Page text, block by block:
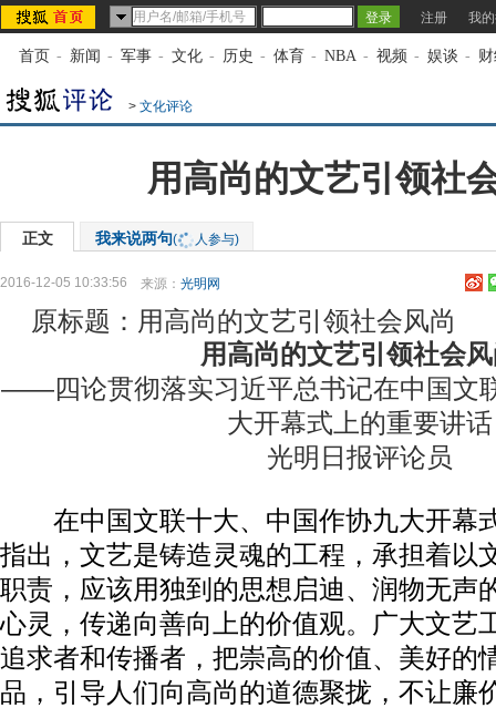
注册 我
首页 - 新闻 - 军事 - 文化 - 历史 - 体育 - NBA - 视频 - 娱谈 -
> 文化评论
用高尚的文艺引领社
正文 我来说两句( 人参与)
2016-12-05 10:33:56 来源： 光明网
原标题：用高尚的文艺引领社会风尚
用高尚的文艺引领社会
——四论贯彻落实习近平总书记在中国文
大开幕式上的重要讲话
光明日报评论员
在中国文联十大、中国作协九大开幕
指出，文艺是铸造灵魂的工程，承担着以
职责，应该用独到的思想启迪、润物无声
心灵，传递向善向上的价值观。广大文艺
追求者和传播者，把崇高的价值、美好的
品，引导人们向高尚的道德聚拢，不让廉